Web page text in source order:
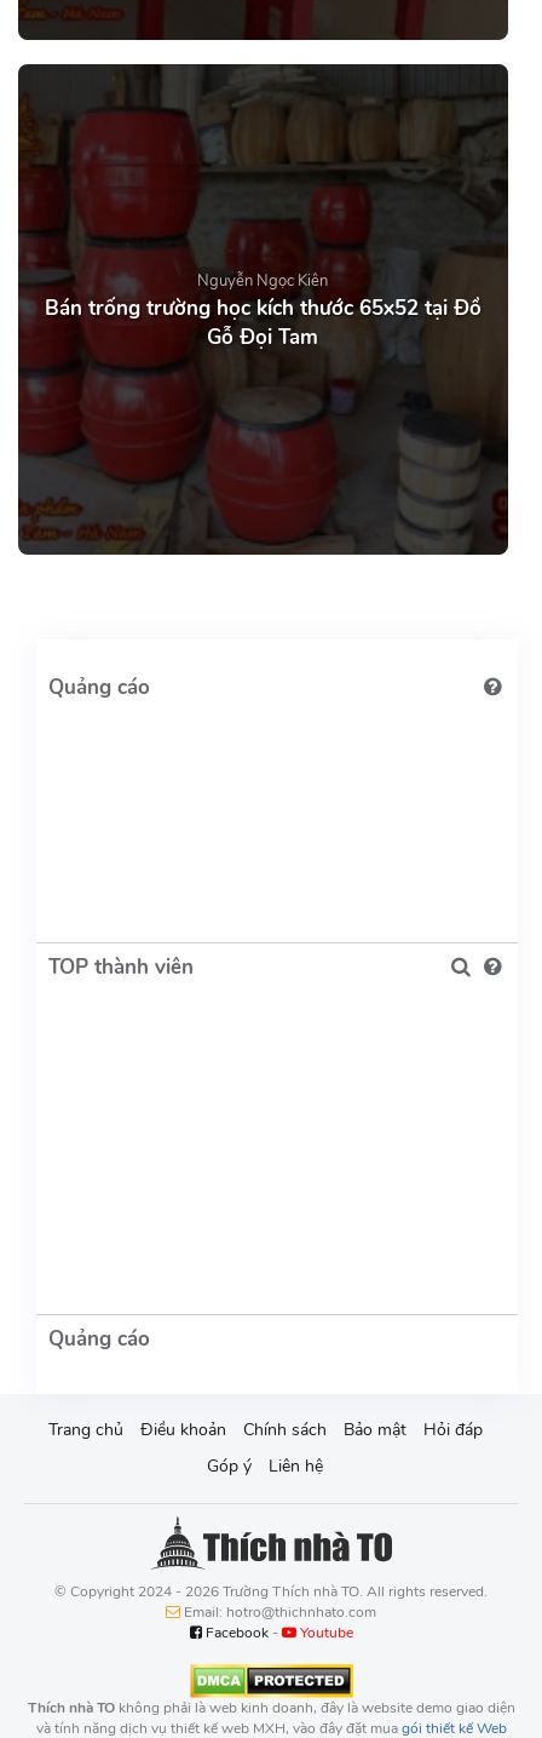
Nguyễn Ngọc Kiên
Bán trống trường học kích thước 65x52 tại Đồ
Gỗ Đọi Tam
TOP thành viên
Trang chủ Điều khoản Chính sách Bảo mật
Hỏi đáp
Góp ý
Liên hệ
© Copyright 2024 - 2026 Trường Thích nhà TO. All rights reserved.
Email: hotro@thichnhato.com
Facebook- Youtube
Thích nhà TOkhông phải là web kinh doanh, đây là website demo giao diện
và tính năng dịch vụ thiết kế web MXH, vào đây đặt muagói thiết kế Web